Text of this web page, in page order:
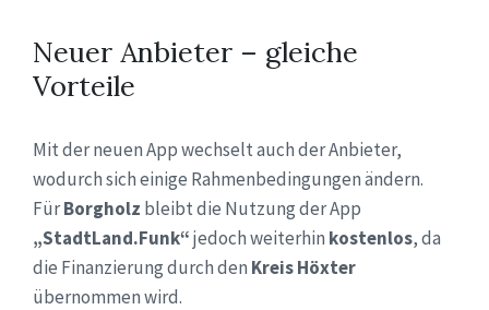
Neuer Anbieter – gleiche
Vorteile
Mit der neuen App wechselt auch der Anbieter,
wodurch sich einige Rahmenbedingungen ändern.
FürBorgholz bleibt die Nutzung der App
„StadtLand.Funk“jedoch weiterhin kostenlos, da
die Finanzierung durch den Kreis Höxter
übernommen wird.